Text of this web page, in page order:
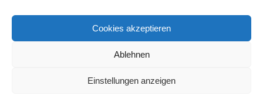
Cookies akzeptieren
Ablehnen
Einstellungen anzeigen